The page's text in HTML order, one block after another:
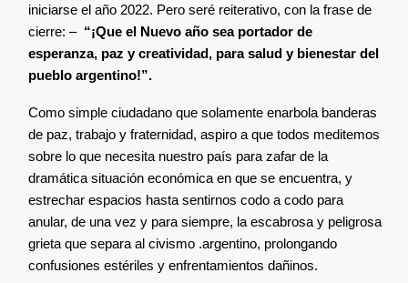
iniciarse el año 2022. Pero seré reiterativo, con la frase de
cierre: –“¡Que el Nuevo año sea portador de
esperanza, paz y creatividad, para salud y bienestar del
pueblo argentino!”.
Como simple ciudadano que solamente enarbola banderas
de paz, trabajo y fraternidad, aspiro a que todos meditemos
sobre lo que necesita nuestro país para zafar de la
dramática situación económica en que se encuentra, y
estrechar espacios hasta sentirnos codo a codo para
anular, de una vez y para siempre, la escabrosa y peligrosa
grieta que separa al civismo .argentino, prolongando
confusiones estériles y enfrentamientos dañinos.